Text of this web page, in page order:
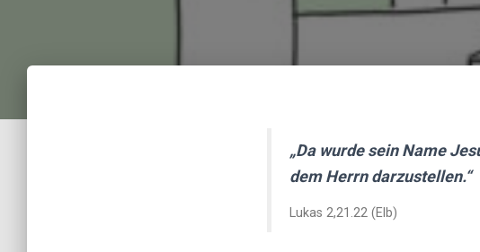
„Da wurde sein Name
dem Herrn darzustellen.“
Lukas 2,21.22 (Elb)